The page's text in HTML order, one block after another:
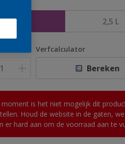
1 L 2,5 L
Verfcalculator
Bereken
moment is het niet mogelijk dit
Houd de website in de gaten, we
er hard aan om de voorraad aan te